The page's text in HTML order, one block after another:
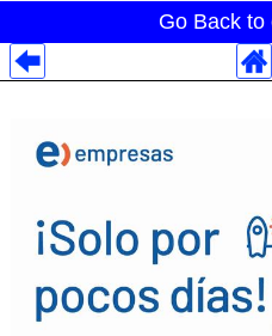
Go Back to
Despliegues Analytics
Despliegues Totales